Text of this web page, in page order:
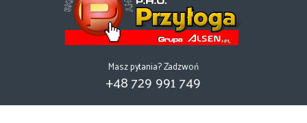
Masz pytania? Zadzwoń
+48 729 991 749